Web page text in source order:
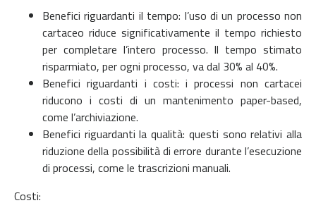
Benefici riguardanti il tempo: l’uso di un processo non
cartaceo riduce significativamente il tempo richiesto
per completare l’intero processo. Il tempo stimato
risparmiato, per ogni processo, va dal 30% al 40%.
Benefici riguardanti i costi: i processi non cartacei
riducono i costi di un mantenimento paper-based,
come l’archiviazione.
Benefici riguardanti la qualità: questi sono relativi alla
riduzione della possibilità di errore durante l’esecuzione
di processi, come le trascrizioni manuali.
Costi: